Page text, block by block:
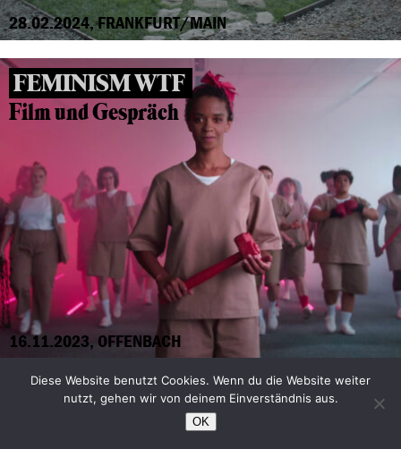
28.02.2024, FRANKFURT/MAIN
FEMINISM WTF
Film und Gespräch
16.11.2023, OFFENBACH
Trude Levi: “Ich habe den Krieg
Diese Website benutzt Cookies. Wenn du die Website weiter
nutzt, gehen wir von deinem Einverständnis aus.
OK